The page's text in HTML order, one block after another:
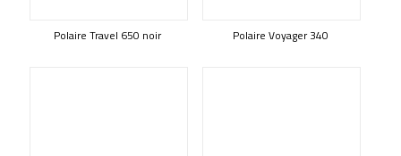
Polaire Travel 650 noir Polaire Voyager 340